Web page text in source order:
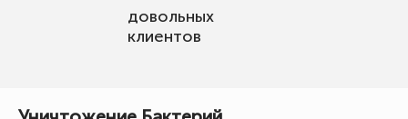
довольных
клиентов